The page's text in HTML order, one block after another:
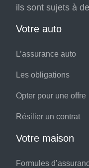
ils sont sujets à
Votre auto
L’assurance auto
Les obligations
Opter pour une offre
Résilier un contrat
Votre maison
Formules